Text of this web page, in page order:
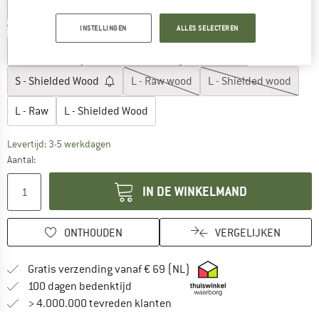
tot -20% -40%
Variant kiezen:
S - Shielded Wood L - Raw wood L - Shielded wood
L - Raw L - Shielded Wood
Levertijd: 3-5 werkdagen
Aantal:
IN DE WINKELMAND
ONTHOUDEN VERGELIJKEN
Gratis verzending vanaf € 69 (NL) Vind hier de
100 dagen bedenktijd Vind de betalingsinformatie hier!
> 4.000.000 tevreden klanten
INSTELLINGEN ALLES SELECTEREN